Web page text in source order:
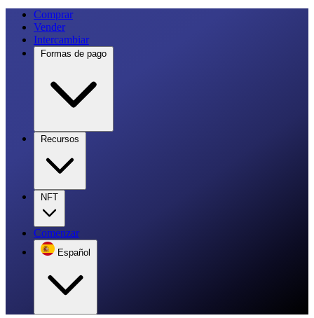
Comprar
Vender
Intercambiar
Formas de pago
Recursos
NFT
Comenzar
Español